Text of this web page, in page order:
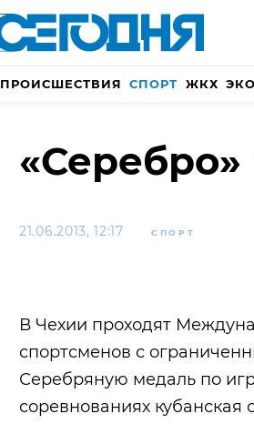
ПРОИСШЕСТВИЯ СПОРТ ЖКХ
«Серебро»
21.06.2013, 12:17 СПОРТ
В Чехии проходят
спортсменов с
Серебряную медаль по
соревнованиях